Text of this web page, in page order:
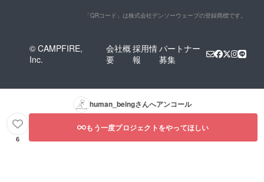
「QRコード」は株式会社デンソーウェーブの登録商標です。
© CAMPFIRE,
Inc.
会社概
要
採用情
報
パートナー
募集
human_beingさんへアンコール
6
もう一度プロジェクトをやってほしい